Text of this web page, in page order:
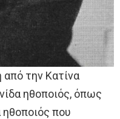
από την Κατίνα
ηθοποιός, όπως
που